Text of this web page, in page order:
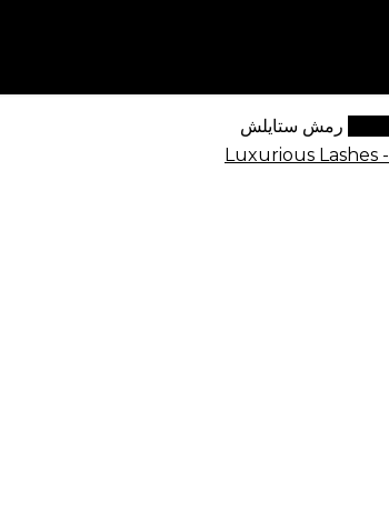
رمش ستايلش